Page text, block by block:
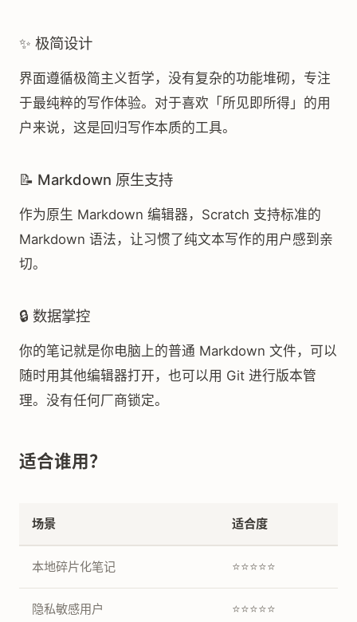
✨ 极简设计
界面遵循极简主义哲学，没有复杂的功能堆砌，专注
于最纯粹的写作体验。对于喜欢「所见即所得」的用
户来说，这是回归写作本质的工具。
📝 Markdown 原生支持
作为原生 Markdown 编辑器，Scratch 支持标准的
Markdown 语法，让习惯了纯文本写作的用户感到亲
切。
🔒 数据掌控
你的笔记就是你电脑上的普通 Markdown 文件，可以
随时用其他编辑器打开，也可以用 Git 进行版本管
理。没有任何厂商锁定。
适合谁用？
场景 适合度
本地碎片化笔记 ⭐⭐⭐⭐⭐
隐私敏感用户 ⭐⭐⭐⭐⭐